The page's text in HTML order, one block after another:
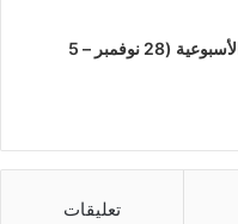
نشرة أخبار المانجا الأسبوعية (28 نوفمبر – 5
تعليقات